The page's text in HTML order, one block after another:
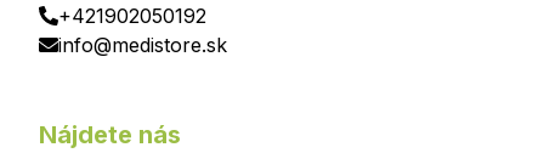
+421902050192
info@medistore.sk
Nájdete nás